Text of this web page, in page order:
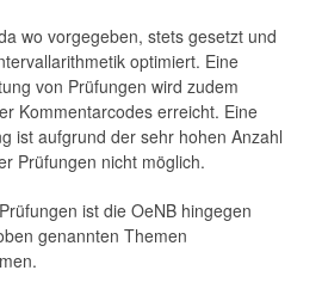
wo vorgegeben, stets gesetzt und
optimiert. Eine
von Prüfungen wird zudem
Kommentarcodes erreicht. Eine
ist aufgrund der sehr hohen Anzahl
Prüfungen nicht möglich.
ist die OeNB hingegen
genannten Themen